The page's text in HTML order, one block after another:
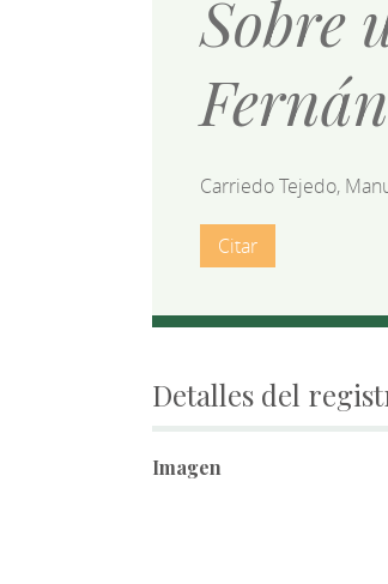
Sobre
Carriedo Tejedo,
Citar
Detalles del
Imagen